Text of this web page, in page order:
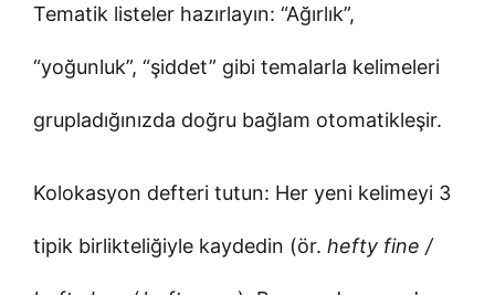
Tematik listeler hazırlayın: “Ağırlık”,
“yoğunluk”, “şiddet” gibi temalarla kelimeleri
grupladığınızda doğru bağlam otomatikleşir.
Kolokasyon defteri tutun: Her yeni kelimeyi 3
tipik birlikteliğiyle kaydedin (ör. hefty fine /